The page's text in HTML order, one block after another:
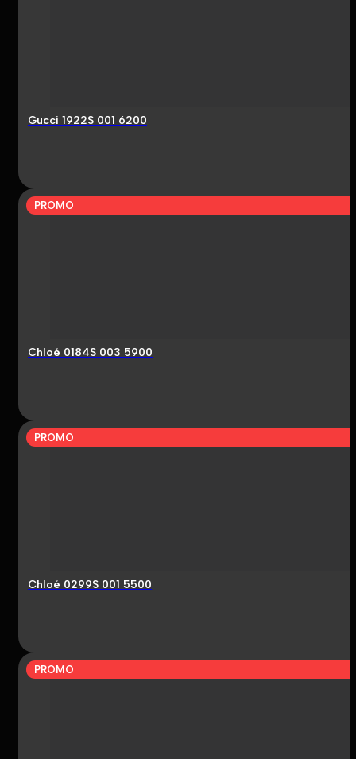
Gucci 1922S 001 6200
PROMO
Chloé 0184S 003 5900
PROMO
Chloé 0299S 001 5500
PROMO